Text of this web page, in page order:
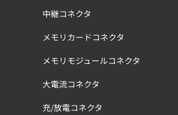
中継コネクタ
メモリカードコネクタ
メモリモジュールコネクタ
大電流コネクタ
充/放電コネクタ